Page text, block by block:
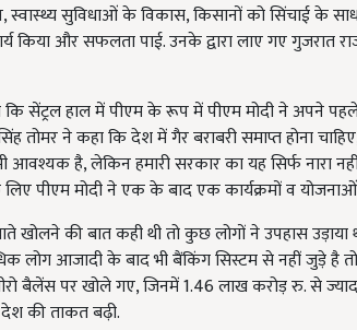
सुविधाओं के विकास, किसानों को सिंचाई के
किया और सफलता पाई. उनके द्वारा लाए गए गुजरात
कि सेंट्रल हाल में पीएम के रूप में पीएम मोदी ने अपने
सिंह तोमर ने कहा कि देश में गैर बराबरी समाप्त होना
आवश्यक है, लेकिन हमारी सरकार का यह सिर्फ नारा
पीएम मोदी ने एक के बाद एक कार्यक्रमों व
खोलने की बात कही थी तो कुछ लोगों ने उपहास उड़ाया
लोग आजादी के बाद भी बैंकिंग सिस्टम से नहीं जुड़े है
बैलेंस पर खोले गए, जिनमें 1.46 लाख करोड़ रु. से
की ताकत बढ़ी.